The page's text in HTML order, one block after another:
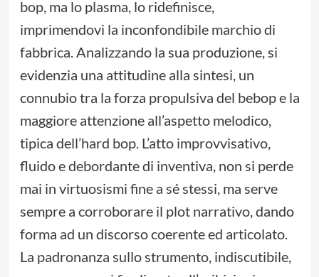
bop, ma lo plasma, lo ridefinisce,
imprimendovi la inconfondibile marchio di
fabbrica. Analizzando la sua produzione, si
evidenzia una attitudine alla sintesi, un
connubio tra la forza propulsiva del bebop e la
maggiore attenzione all’aspetto melodico,
tipica dell’hard bop. L’atto improvvisativo,
fluido e debordante di inventiva, non si perde
mai in virtuosismi fine a sé stessi, ma serve
sempre a corroborare il plot narrativo, dando
forma ad un discorso coerente ed articolato.
La padronanza sullo strumento, indiscutibile,